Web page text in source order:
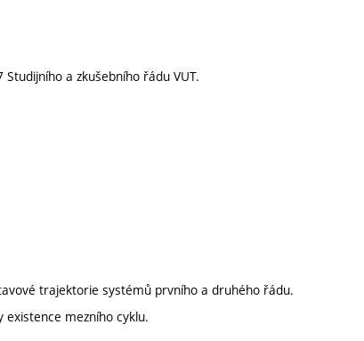
a zkušebního řádu VUT.
trajektorie systémů prvního a druhého řádu.
mezního cyklu.